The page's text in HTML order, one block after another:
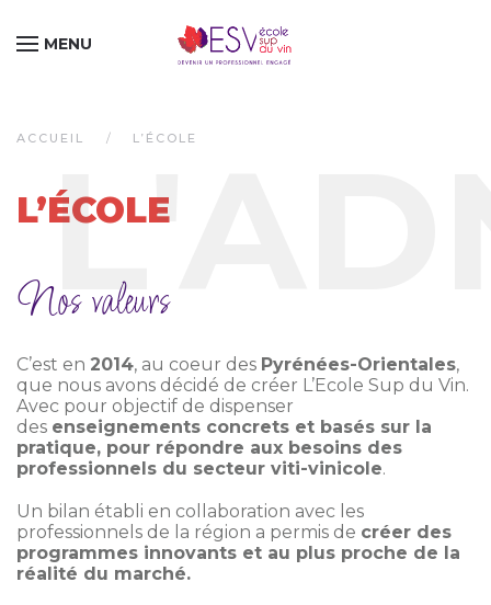
Passer au contenu principal
MENU
ACCUEIL L’ÉCOLE
L’ÉCOLE
Nos valeurs
C’est en 2014, au coeur des Pyrénées-Orientales,
que nous avons décidé de créer L’Ecole Sup du Vin.
Avec pour objectif de dispenser
des enseignements concrets et basés sur la
pratique, pour répondre aux besoins des
professionnels du secteur viti-vinicole.
Un bilan établi en collaboration avec les
professionnels de la région a permis de créer des
programmes innovants et au plus proche de la
réalité du marché.